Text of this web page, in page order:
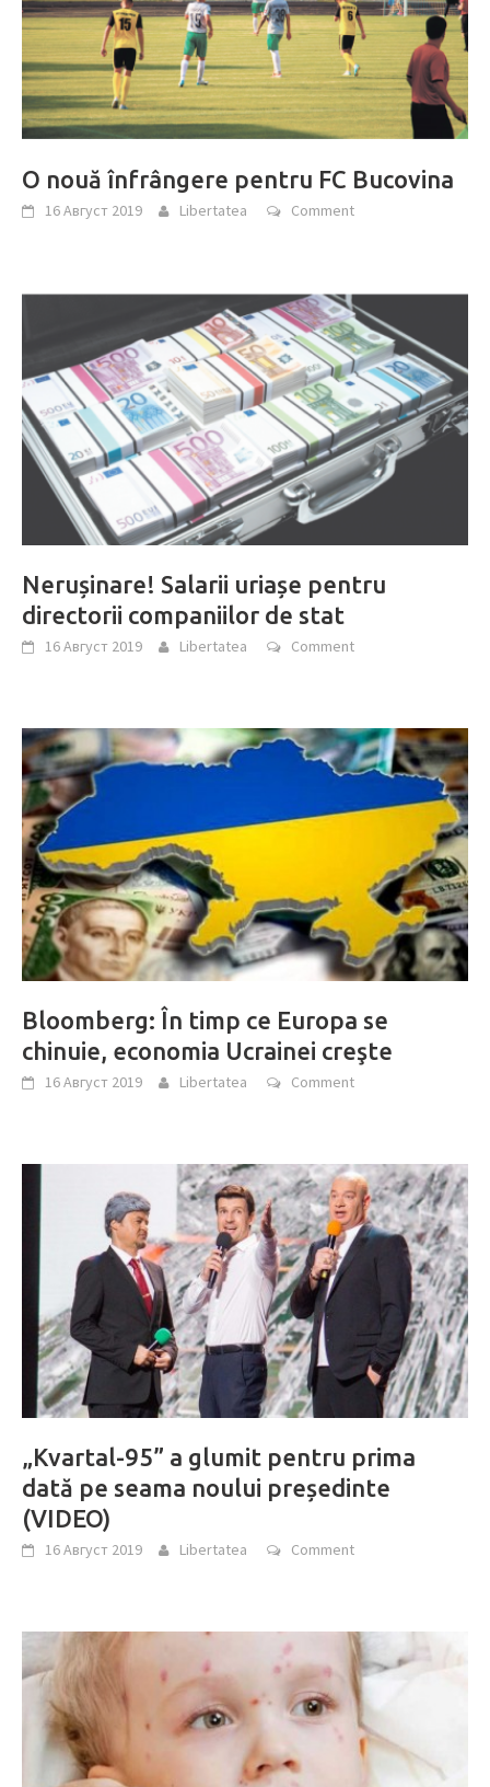
O nouă înfrângere pentru FC Bucovina
16 Август 2019 Libertatea Comment
Nerușinare! Salarii uriașe pentru
directorii companiilor de stat
16 Август 2019 Libertatea Comment
Bloomberg: În timp ce Europa se
chinuie, economia Ucrainei creşte
16 Август 2019 Libertatea Comment
„Kvartal-95” a glumit pentru prima
dată pe seama noului președinte
(VIDEO)
16 Август 2019 Libertatea Comment